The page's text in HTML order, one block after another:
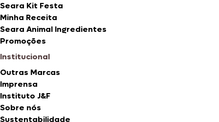
Seara Kit Festa
Minha Receita
Seara Animal Ingredientes
Promoções
Institucional
Outras Marcas
Imprensa
Instituto J&F
Sobre nós
Sustentabilidade